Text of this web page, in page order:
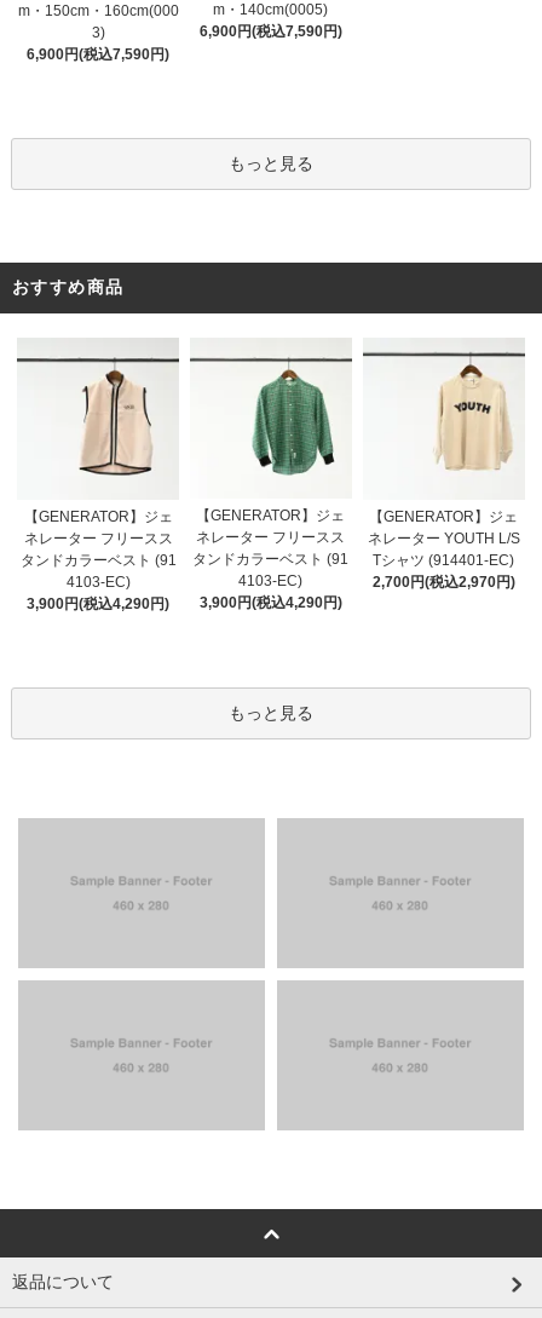
m・150cm・160cm(000
3)
6,900円(税込7,590円)
m・140cm(0005)
6,900円(税込7,590円)
もっと見る
おすすめ商品
【GENERATOR】ジェ
ネレーター フリースス
タンドカラーベスト (91
4103-EC)
3,900円(税込4,290円)
【GENERATOR】ジェ
ネレーター フリースス
タンドカラーベスト (91
4103-EC)
3,900円(税込4,290円)
【GENERATOR】ジェ
ネレーター YOUTH L/S
Tシャツ (914401-EC)
2,700円(税込2,970円)
もっと見る
返品について